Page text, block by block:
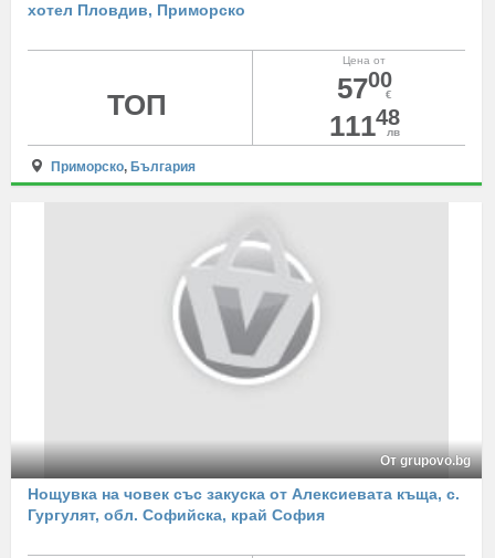
хотел Пловдив, Приморско
Цена от
5700
€
11148
лв
ТОП
Приморско, България
От grupovo.bg
Нощувка на човек със закуска от Алексиевата къща, с.
Гургулят, обл. Софийска, край София